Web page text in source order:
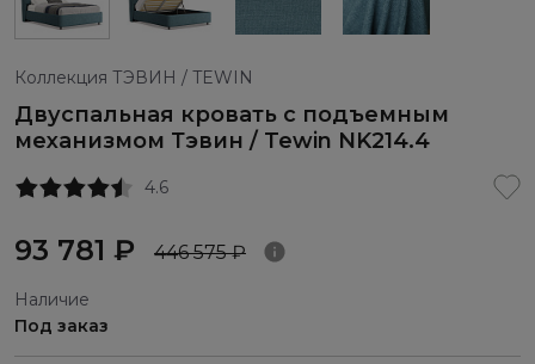
Коллекция ТЭВИН / TEWIN
Двуспальная кровать с подъемным
механизмом Тэвин / Tewin NK214.4
4.6
93 781 ₽ 446 575 ₽
Наличие
Под заказ